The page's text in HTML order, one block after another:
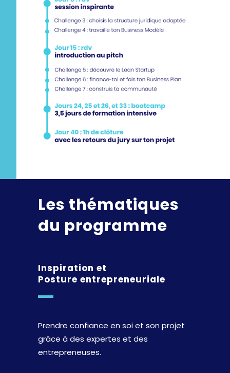
Les thématiques
du programme
Inspiration et
Posture entrepreneuriale
Prendre confiance en soi et son projet
grâce à des expertes et des
entrepreneuses.